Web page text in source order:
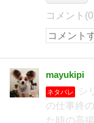
コメント
mayukipi
ネタバレ
シ
の仕事終
た時の高